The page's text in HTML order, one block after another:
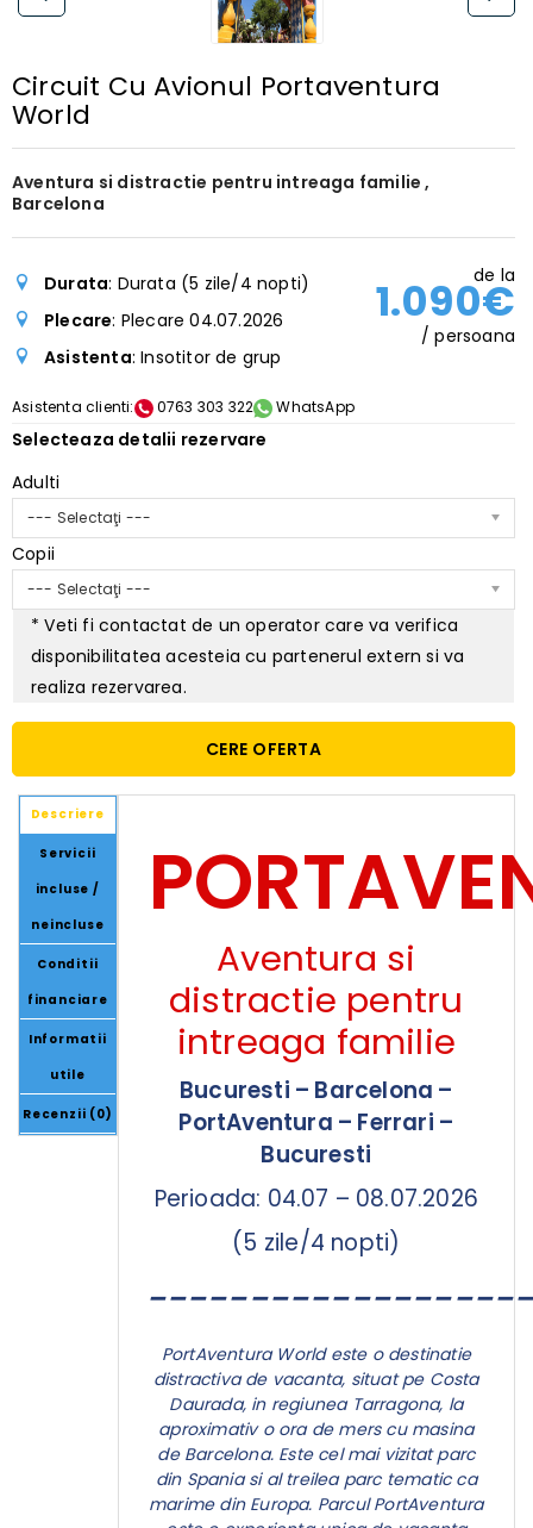
Circuit Cu Avionul Portaventura
World
Aventura si distractie pentru intreaga familie ,
Barcelona
Durata: Durata (5 zile/4 nopti)
Plecare: Plecare 04.07.2026
Asistenta: Insotitor de grup
de la
1.090€
/ persoana
Asistenta clienti: 0763 303 322 WhatsApp
Selecteaza detalii rezervare
Adulti
--- Selectaţi ---
Copii
--- Selectaţi ---
* Veti fi contactat de un operator care va verifica
disponibilitatea acesteia cu partenerul extern si va
realiza rezervarea.
CERE OFERTA
Descriere
Servicii
incluse /
neincluse
Conditii
financiare
Informatii
utile
Recenzii (0)
Aventura si
distractie pentru
intreaga familie
Bucuresti – Barcelona –
PortAventura – Ferrari –
Bucuresti
Perioada: 04.07 – 08.07.2026
(5 zile/4 nopti)
PortAventura World este o destinatie
distractiva de vacanta, situat pe Costa
Daurada, in regiunea Tarragona, la
aproximativ o ora de mers cu masina
de Barcelona. Este cel mai vizitat parc
din Spania si al treilea parc tematic ca
marime din Europa. Parcul PortAventura